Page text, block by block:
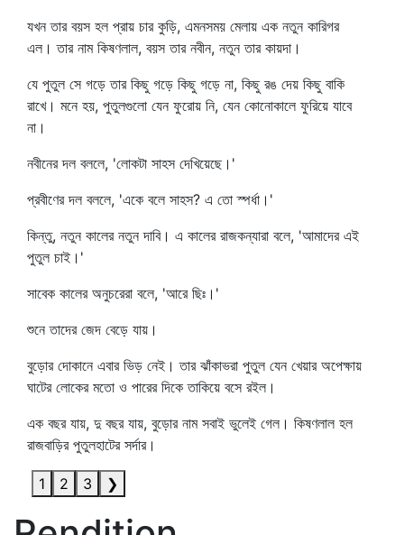
যখন তার বয়স হল প্রায় চার কুড়ি, এমনসময় মেলায় এক নতুন কারিগর
এল। তার নাম কিষণলাল, বয়স তার নবীন, নতুন তার কায়দা।
যে পুতুল সে গড়ে তার কিছু গড়ে কিছু গড়ে না, কিছু রঙ দেয় কিছু বাকি
রাখে। মনে হয়, পুতুলগুলো যেন ফুরোয় নি, যেন কোনোকালে ফুরিয়ে যাবে
না।
নবীনের দল বললে, 'লোকটা সাহস দেখিয়েছে।'
প্রবীণের দল বললে, 'একে বলে সাহস? এ তো স্পর্ধা।'
কিন্তু, নতুন কালের নতুন দাবি। এ কালের রাজকন্যারা বলে, 'আমাদের এই
পুতুল চাই।'
সাবেক কালের অনুচরেরা বলে, 'আরে ছিঃ।'
শুনে তাদের জেদ বেড়ে যায়।
বুড়োর দোকানে এবার ভিড় নেই। তার ঝাঁকাভরা পুতুল যেন খেয়ার অপেক্ষায়
ঘাটের লোকের মতো ও পারের দিকে তাকিয়ে বসে রইল।
এক বছর যায়, দু বছর যায়, বুড়োর নাম সবাই ভুলেই গেল। কিষণলাল হল
রাজবাড়ির পুতুলহাটের সর্দার।
1 2 3 ❯